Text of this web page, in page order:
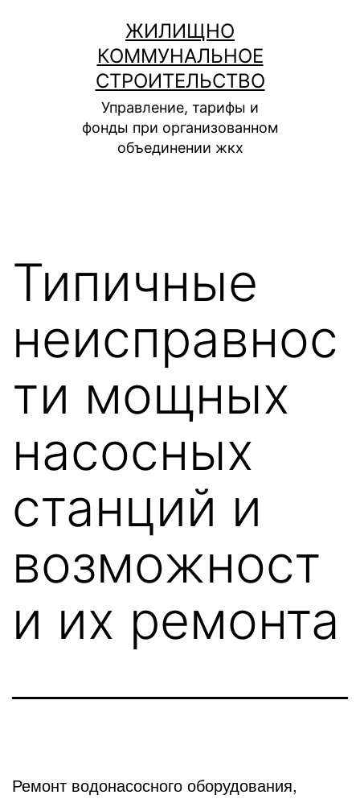
содержимому
ЖИЛИЩНО
КОММУНАЛЬНОЕ
СТРОИТЕЛЬСТВО
Управление, тарифы и
фонды при организованном
объединении жкх
Типичные
неисправнос
ти мощных
насосных
станций и
возможност
и их ремонта
Ремонт водонасосного оборудования,